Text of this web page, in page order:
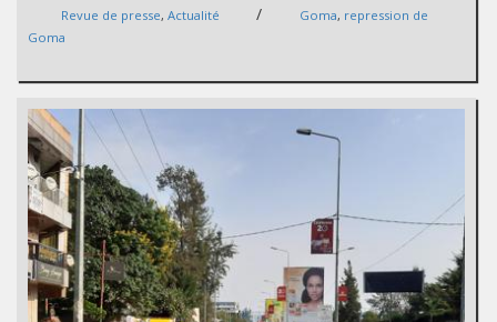
Revue de presse, Actualité / Goma, repression de
Goma